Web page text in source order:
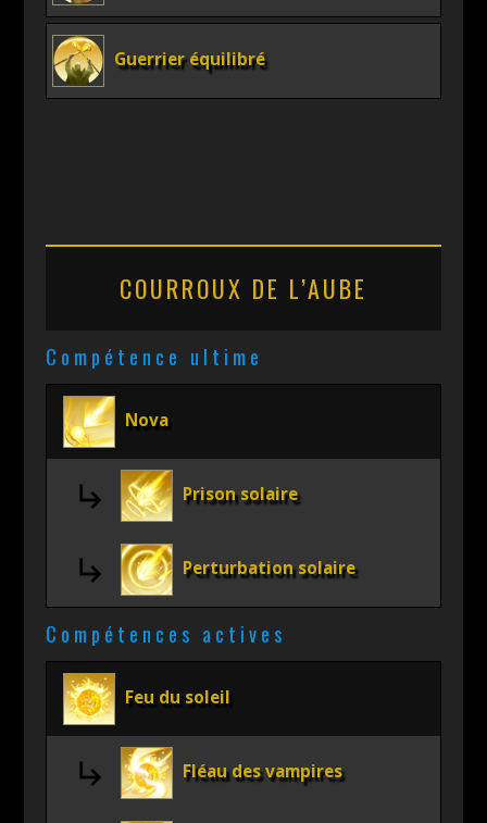
Guerrier équilibré
COURROUX DE L’AUBE
Compétence ultime
Nova
Prison solaire
Perturbation solaire
Compétences actives
Feu du soleil
Fléau des vampires